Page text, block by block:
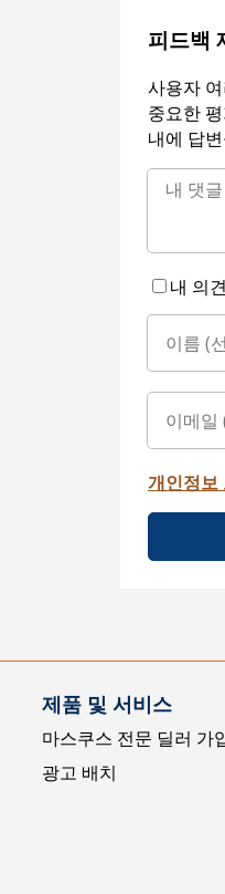
피드백
사용자
중요한
내에 답
내 의
개인정보
제품 및 서비스
마스쿠스 전문 딜러 가
광고 배치